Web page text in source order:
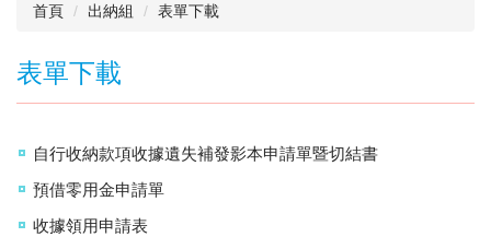
首頁 出納組 表單下載
表單下載
自行收納款項收據遺失補發影本申請單暨切結書
預借零用金申請單
收據領用申請表